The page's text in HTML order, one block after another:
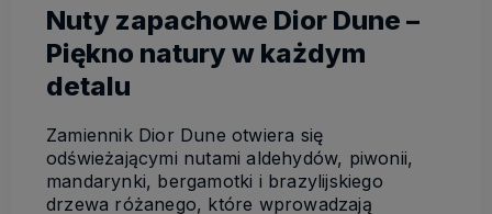
Nuty zapachowe Dior Dune –
Piękno natury w każdym
detalu
Zamiennik Dior Dune otwiera się
odświeżającymi nutami aldehydów, piwonii,
mandarynki, bergamotki i brazylijskiego
drzewa różanego, które wprowadzają